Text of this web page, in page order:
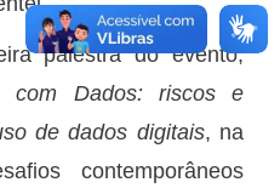
palestra do evento,
com Dados: riscos e
de dados digitais, na
contemporâneos